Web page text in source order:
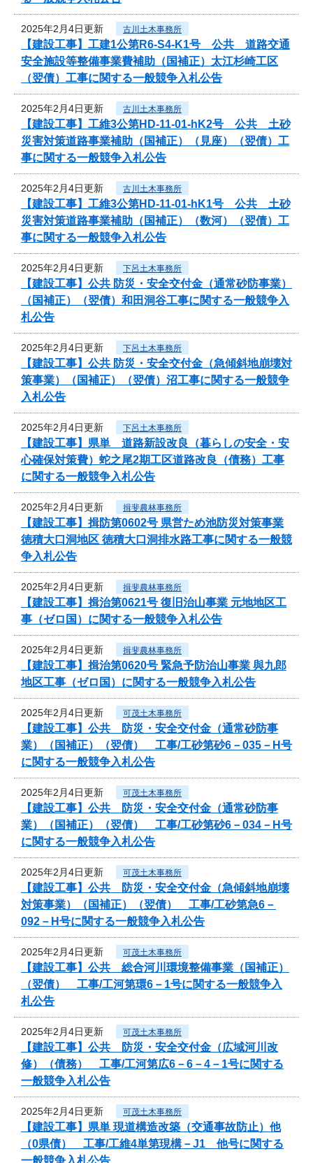
2025年2月4日更新 古川土木事務所
【建設工事】工建1公第R6-S4-K1号 公共 道路交通
安全施設等整備事業費補助（国補正）太江杉崎工区
（翌債）工事に関する一般競争入札公告
2025年2月4日更新 古川土木事務所
【建設工事】工維3公第HD-11-01-hK2号 公共 土砂
災害対策道路事業補助（国補正）（見座）（翌債）工
事に関する一般競争入札公告
2025年2月4日更新 古川土木事務所
【建設工事】工維3公第HD-11-01-hK1号 公共 土砂
災害対策道路事業補助（国補正）（数河）（翌債）工
事に関する一般競争入札公告
2025年2月4日更新 下呂土木事務所
【建設工事】公共 防災・安全交付金（通常砂防事業）
（国補正）（翌債）和田洞谷工事に関する一般競争入
札公告
2025年2月4日更新 下呂土木事務所
【建設工事】公共 防災・安全交付金（急傾斜地崩壊対
策事業）（国補正）（翌債）沼工事に関する一般競争
入札公告
2025年2月4日更新 下呂土木事務所
【建設工事】県単 道路新設改良（暮らしの安全・安
心確保対策費）蛇之尾2期工区道路改良（債務）工事
に関する一般競争入札公告
2025年2月4日更新 揖斐農林事務所
【建設工事】揖防第0602号 県営ため池防災対策事業
徳積大口洞地区 徳積大口洞排水路工事に関する一般競
争入札公告
2025年2月4日更新 揖斐農林事務所
【建設工事】揖治第0621号 復旧治山事業 元地地区工
事（ゼロ国）に関する一般競争入札公告
2025年2月4日更新 揖斐農林事務所
【建設工事】揖治第0620号 緊急予防治山事業 與九郎
地区工事（ゼロ国）に関する一般競争入札公告
2025年2月4日更新 可茂土木事務所
【建設工事】公共 防災・安全交付金（通常砂防事
業）（国補正）（翌債） 工事/工砂第砂6－035－H号
に関する一般競争入札公告
2025年2月4日更新 可茂土木事務所
【建設工事】公共 防災・安全交付金（通常砂防事
業）（国補正）（翌債） 工事/工砂第砂6－034－H号
に関する一般競争入札公告
2025年2月4日更新 可茂土木事務所
【建設工事】公共 防災・安全交付金（急傾斜地崩壊
対策事業）（国補正）（翌債） 工事/工砂第急6－
092－H号に関する一般競争入札公告
2025年2月4日更新 可茂土木事務所
【建設工事】公共 総合河川環境整備事業（国補正）
（翌債） 工事/工河第環6－1号に関する一般競争入
札公告
2025年2月4日更新 可茂土木事務所
【建設工事】公共 防災・安全交付金（広域河川改
修）（債務） 工事/工河第広6－6－4－1号に関する
一般競争入札公告
2025年2月4日更新 可茂土木事務所
【建設工事】県単 現道構造改築（交通事故防止）他
（0県債） 工事/工維4単第現構－J1 他号に関する
一般競争入札公告